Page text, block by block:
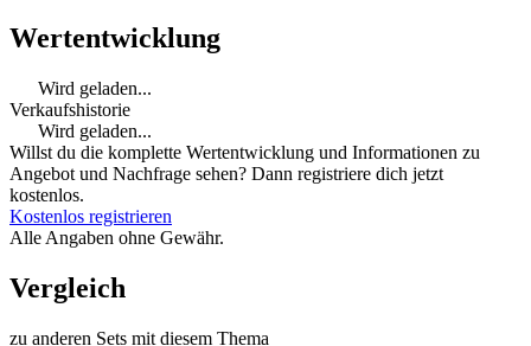
Wertentwicklung
Wird geladen...
Verkaufshistorie
Wird geladen...
Willst du die komplette Wertentwicklung und Informationen zu
Angebot und Nachfrage sehen? Dann registriere dich jetzt
kostenlos.
Kostenlos registrieren
Alle Angaben ohne Gewähr.
Vergleich
zu anderen Sets mit diesem Thema